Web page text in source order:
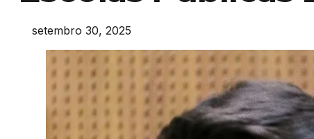
setembro 30, 2025